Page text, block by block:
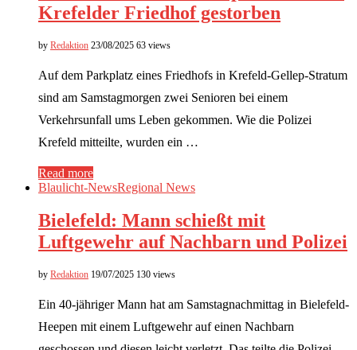
Krefelder Friedhof gestorben
by Redaktion 23/08/2025 63 views
Auf dem Parkplatz eines Friedhofs in Krefeld-Gellep-Stratum
sind am Samstagmorgen zwei Senioren bei einem
Verkehrsunfall ums Leben gekommen. Wie die Polizei
Krefeld mitteilte, wurden ein …
Read more
Blaulicht-NewsRegional News
Bielefeld: Mann schießt mit
Luftgewehr auf Nachbarn und Polizei
by Redaktion 19/07/2025 130 views
Ein 40-jähriger Mann hat am Samstagnachmittag in Bielefeld-
Heepen mit einem Luftgewehr auf einen Nachbarn